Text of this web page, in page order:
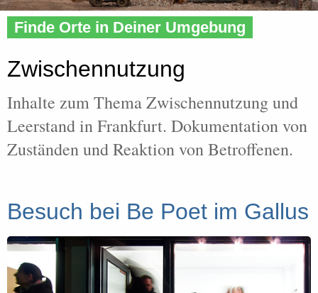
Finde Orte in Deiner Umgebung
Zwischennutzung
Inhalte zum Thema Zwischennutzung und
Leerstand in Frankfurt. Dokumentation von
Zuständen und Reaktion von Betroffenen.
Besuch bei Be Poet im Gallus
Recent Posts